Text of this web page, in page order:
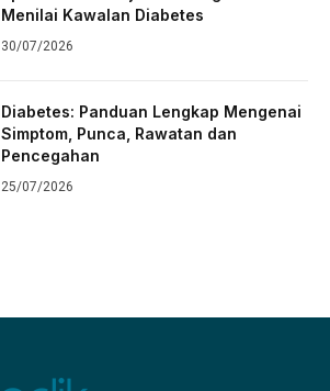
Menilai Kawalan Diabetes
30/07/2026
Diabetes: Panduan Lengkap Mengenai
Simptom, Punca, Rawatan dan
Pencegahan
25/07/2026